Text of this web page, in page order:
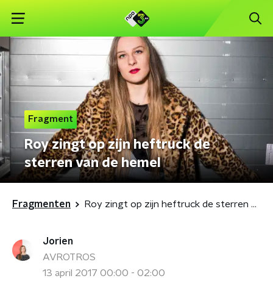
Fragment
Roy zingt op zijn heftruck de
sterren van de hemel
Fragmenten Roy zingt op zijn heftruck de sterren van de hemel
Jorien
AVROTROS
13 april 2017 00:00 - 02:00